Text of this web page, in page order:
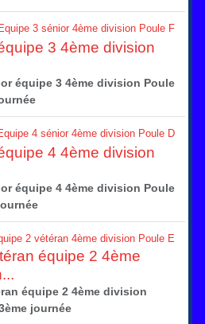
Equipe 3 sénior 4ème division Poule F
3 4ème division
équipe 3 4ème division Poule
4 sénior 4ème division Poule D
4 4ème division
équipe 4 4ème division Poule
2 vétéran 4ème division Poule E
équipe 2 4ème
équipe 2 4ème division
journée